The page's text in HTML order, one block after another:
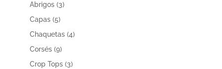
Abrigos (3)
Capas (5)
Chaquetas (4)
Corsés (9)
Crop Tops (3)